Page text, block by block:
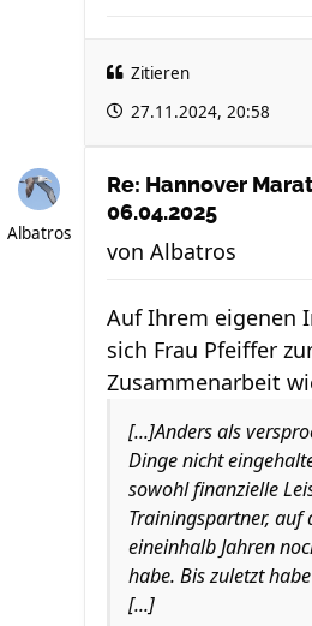
Zitieren
27.11.2024, 20:58
Albatros
Re: Hannover
06.04.2025
von Albatros
Auf Ihrem eigenen
sich Frau Pfeiffer
Zusammenarbeit
[...]Anders als
Dinge nicht
sowohl finanzielle
Trainingspartner, auf
eineinhalb Jahren
habe. Bis zuletzt
[...]